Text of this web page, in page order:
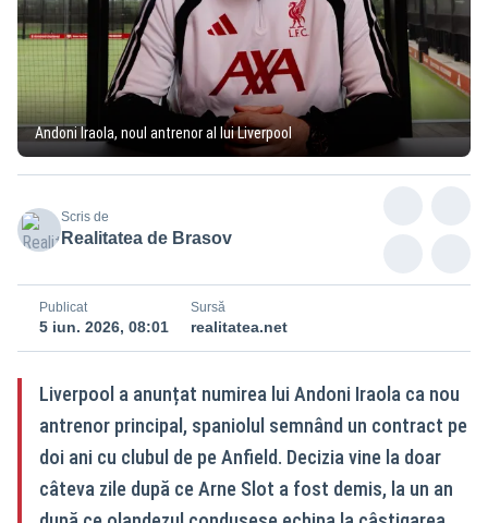
Andoni Iraola, noul antrenor al lui Liverpool
Scris de
Realitatea de Brasov
Publicat
5 iun. 2026, 08:01
Sursă
realitatea.net
Liverpool a anunțat numirea lui Andoni Iraola ca nou
antrenor principal, spaniolul semnând un contract pe
doi ani cu clubul de pe Anfield. Decizia vine la doar
câteva zile după ce Arne Slot a fost demis, la un an